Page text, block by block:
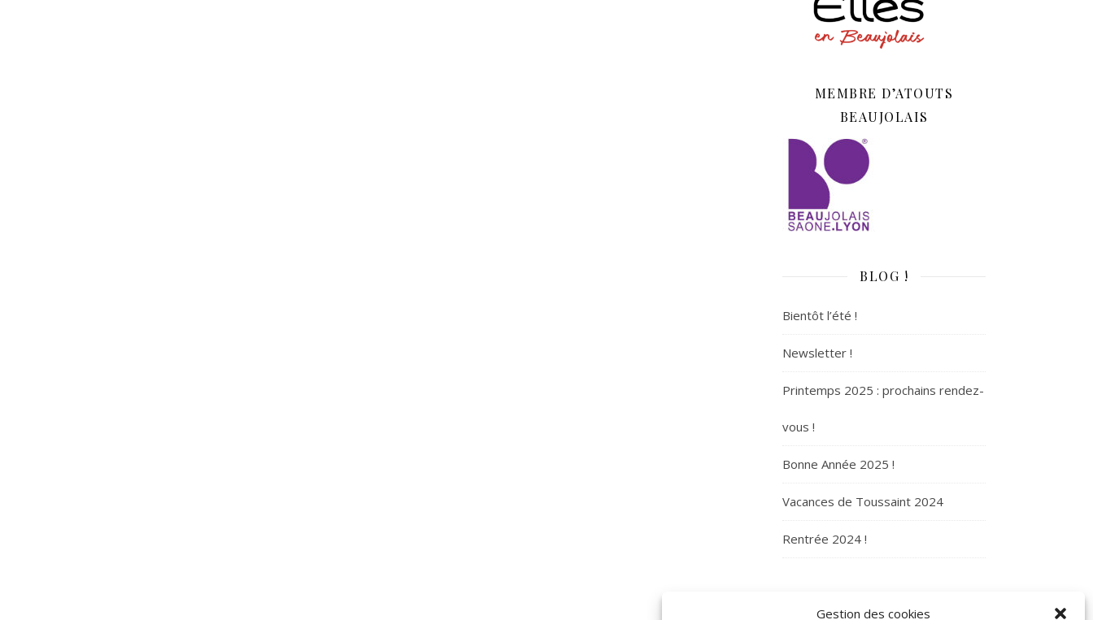
Gestion des cookies
MEMBRE D’ATOUTS
BEAUJOLAIS
BLOG !
Bientôt l’été !
Newsletter !
Printemps 2025 : prochains rendez-
vous !
Bonne Année 2025 !
Vacances de Toussaint 2024
Rentrée 2024 !